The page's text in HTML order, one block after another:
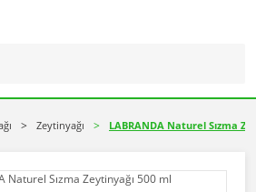
Zeytinyağı LABRANDA Naturel Sızma